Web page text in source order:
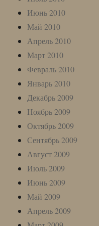
Июнь 2010
Май 2010
Апрель 2010
Март 2010
Февраль 2010
Январь 2010
Декабрь 2009
Ноябрь 2009
Октябрь 2009
Сентябрь 2009
Август 2009
Июль 2009
Июнь 2009
Май 2009
Апрель 2009